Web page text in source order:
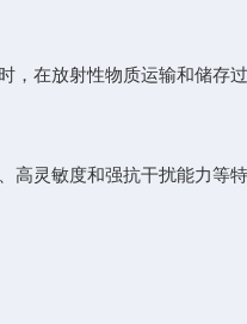
在放射性物质运输和储存
灵敏度和强抗干扰能力等